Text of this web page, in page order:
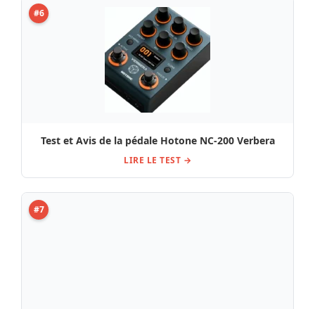
#6
Test et Avis de la pédale Hotone NC-200 Verbera
LIRE LE TEST →
#7